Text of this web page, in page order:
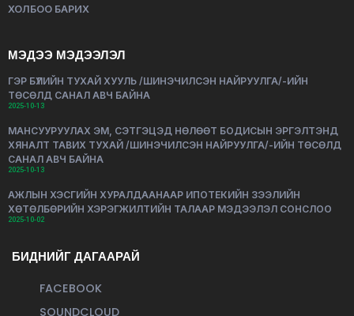
ХОЛБОО БАРИХ
МЭДЭЭ МЭДЭЭЛЭЛ
ГЭР БҮЛИЙН ТУХАЙ ХУУЛЬ /ШИНЭЧИЛСЭН НАЙРУУЛГА/-ИЙН
ТӨСӨЛД САНАЛ АВЧ БАЙНА
2025-10-13
МАНСУУРУУЛАХ ЭМ, СЭТГЭЦЭД НӨЛӨӨТ БОДИСЫН ЭРГЭЛТЭНД
ХЯНАЛТ ТАВИХ ТУХАЙ /ШИНЭЧИЛСЭН НАЙРУУЛГА/-ИЙН ТӨСӨЛД
САНАЛ АВЧ БАЙНА
2025-10-13
АЖЛЫН ХЭСГИЙН ХУРАЛДААНААР ИПОТЕКИЙН ЗЭЭЛИЙН
ХӨТӨЛБӨРИЙН ХЭРЭГЖИЛТИЙН ТАЛААР МЭДЭЭЛЭЛ СОНСЛОО
2025-10-02
БИДНИЙГ ДАГААРАЙ
FACEBOOK
SOUNDCLOUD